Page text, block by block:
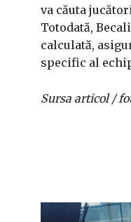
va căuta
Totodată,
calculată,
specific al
Sursa articol /